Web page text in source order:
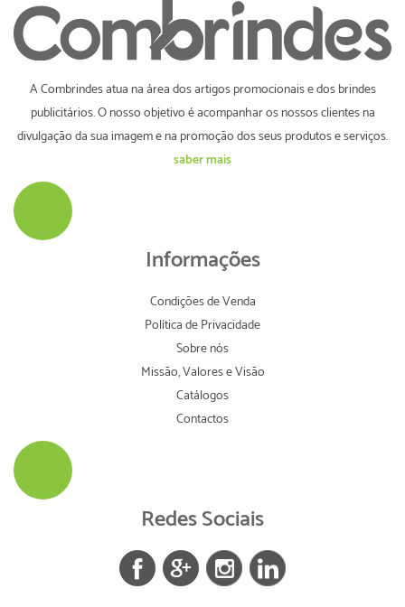
A Combrindes atua na área dos artigos promocionais e dos brindes
publicitários. O nosso objetivo é acompanhar os nossos clientes na
divulgação da sua imagem e na promoção dos seus produtos e serviços.
saber mais
Informações
Condições de Venda
Política de Privacidade
Sobre nós
Missão, Valores e Visão
Catálogos
Contactos
Redes Sociais